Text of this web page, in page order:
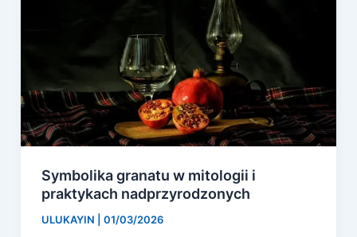
Symbolika granatu w mitologii i
praktykach nadprzyrodzonych
ULUKAYIN 01/03/2026